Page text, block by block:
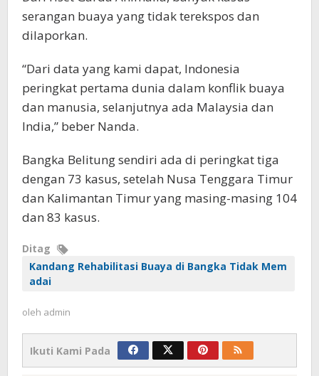
serangan buaya yang tidak terekspos dan
dilaporkan.
“Dari data yang kami dapat, Indonesia
peringkat pertama dunia dalam konflik buaya
dan manusia, selanjutnya ada Malaysia dan
India,” beber Nanda.
Bangka Belitung sendiri ada di peringkat tiga
dengan 73 kasus, setelah Nusa Tenggara Timur
dan Kalimantan Timur yang masing-masing 104
dan 83 kasus.
Ditag
Kandang Rehabilitasi Buaya di Bangka Tidak Mem
adai
oleh admin
Ikuti Kami Pada